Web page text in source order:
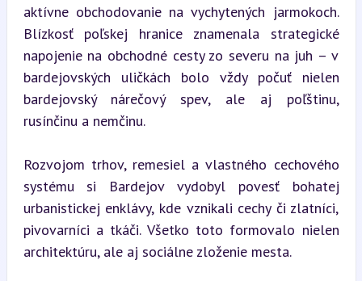
aktívne obchodovanie na vychytených jarmokoch.
Blízkosť poľskej hranice znamenala strategické
napojenie na obchodné cesty zo severu na juh – v
bardejovských uličkách bolo vždy počuť nielen
bardejovský nárečový spev, ale aj poľštinu,
rusínčinu a nemčinu.
Rozvojom trhov, remesiel a vlastného cechového
systému si Bardejov vydobyl povesť bohatej
urbanistickej enklávy, kde vznikali cechy či zlatníci,
pivovarníci a tkáči. Všetko toto formovalo nielen
architektúru, ale aj sociálne zloženie mesta.